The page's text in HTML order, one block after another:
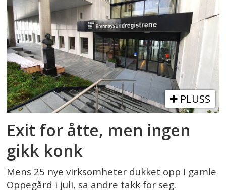
PLUSS
Exit for åtte, men ingen
gikk konk
Mens 25 nye virksomheter dukket opp i gamle
Oppegård i juli, sa andre takk for seg.